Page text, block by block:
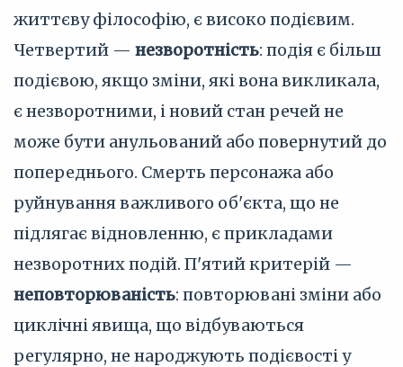
життєву філософію, є високо подієвим.
Четвертий — незворотність: подія є більш
подієвою, якщо зміни, які вона викликала,
є незворотними, і новий стан речей не
може бути анульований або повернутий до
попереднього. Смерть персонажа або
руйнування важливого об'єкта, що не
підлягає відновленню, є прикладами
незворотних подій. П'ятий критерій —
неповторюваність: повторювані зміни або
циклічні явища, що відбуваються
регулярно, не народжують подієвості у